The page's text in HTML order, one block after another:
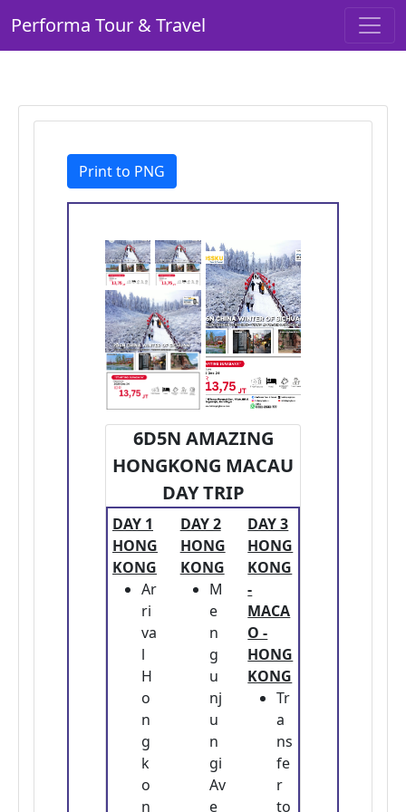
Performa Tour & Travel
Print to PNG
6D5N AMAZING
HONGKONG MACAU
DAY TRIP
DAY 1
HONG
KONG
Ar
ri
va
l
H
o
n
g
k
o
n
DAY 2
HONG
KONG
M
e
n
g
u
nj
u
n
gi
Av
e
DAY 3
HONG
KONG
-
MACA
O -
HONG
KONG
Tr
a
ns
fe
r
to